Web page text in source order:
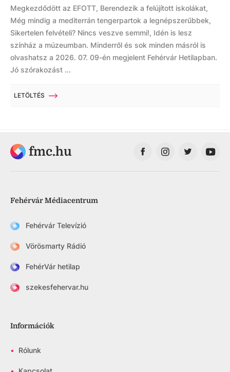
Megkezdődött az EFOTT, Berendezik a felújított iskolákat,
Még mindig a mediterrán tengerpartok a legnépszerűbbek,
Sikertelen felvételi? Nincs veszve semmi!, Idén is lesz
színház a múzeumban. Minderről és sok minden másról is
olvashatsz a 2026. 07. 09-én megjelent Fehérvár Hetilapban.
Jó szórakozást ...
LETÖLTÉS
fmc.hu
Fehérvár Médiacentrum
Fehérvár Televízió
Vörösmarty Rádió
FehérVár hetilap
szekesfehervar.hu
Információk
• Rólunk